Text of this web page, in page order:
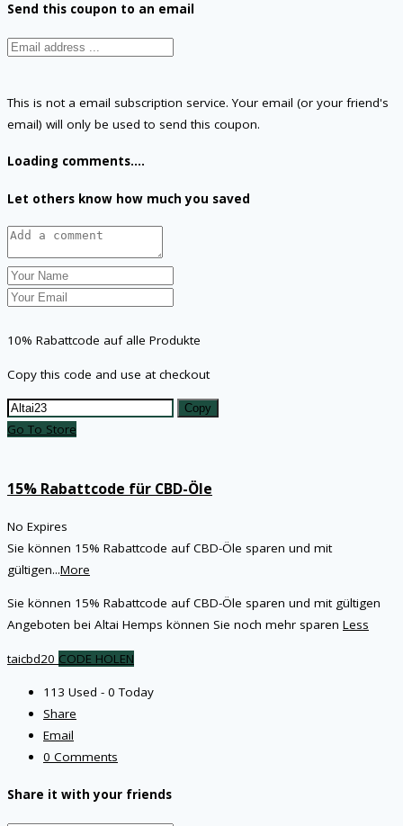
Send this coupon to an email
This is not a email subscription service. Your email (or your friend's
email) will only be used to send this coupon.
Loading comments....
Let others know how much you saved
10% Rabattcode auf alle Produkte
Copy this code and use at checkout
Copy
Go To Store
15% Rabattcode für CBD-Öle
No Expires
Sie können 15% Rabattcode auf CBD-Öle sparen und mit
gültigen...More
Sie können 15% Rabattcode auf CBD-Öle sparen und mit gültigen
Angeboten bei Altai Hemps können Sie noch mehr sparen Less
taicbd20 CODE HOLEN
113 Used - 0 Today
Share
Email
0 Comments
Share it with your friends